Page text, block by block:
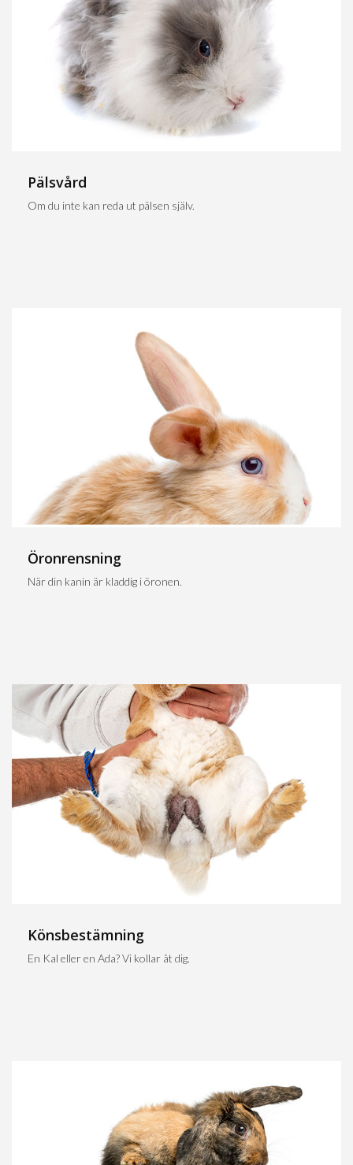
Pälsvård
Om du inte kan reda ut pälsen själv.
Öronrensning
När din kanin är kladdig i öronen.
Könsbestämning
En Kal eller en Ada? Vi kollar åt dig.